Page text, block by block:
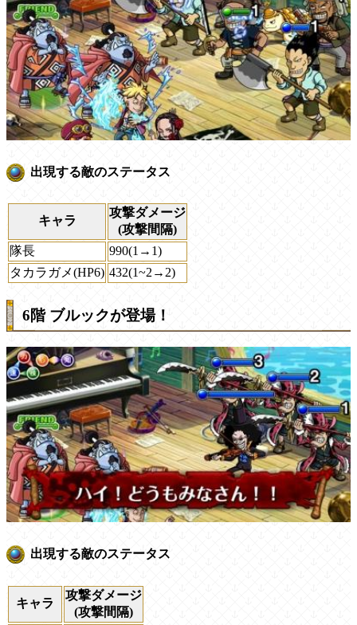
出現する敵のステータス
キャラ
攻撃ダメージ
(攻撃間隔)
隊長
990(1→1)
タカラガメ(HP6) 432(1~2→2)
6階 ブルックが登場！
出現する敵のステータス
キャラ
攻撃ダメージ
(攻撃間隔)